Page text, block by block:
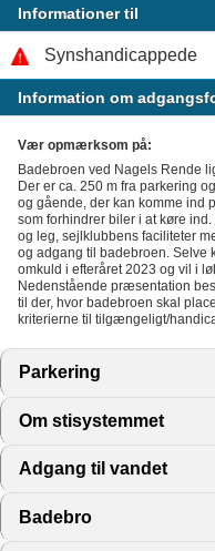
Informationer til
Synshandicappede
Information om
Vær opmærksom på:
Badebroen ved Nagels Rende
Der er ca. 250 m fra parkering
og gående, der kan komme ind
som forhindrer biler i at køre
og leg, sejlklubbens faciliteter
og adgang til badebroen. Selve
omkuld i efteråret 2023 og vil i
Nedenstående præsentation
til der, hvor badebroen skal
kriterierne til tilgængeligt/
Parkering
Om stisystemmet
Adgang til vandet
Badebro